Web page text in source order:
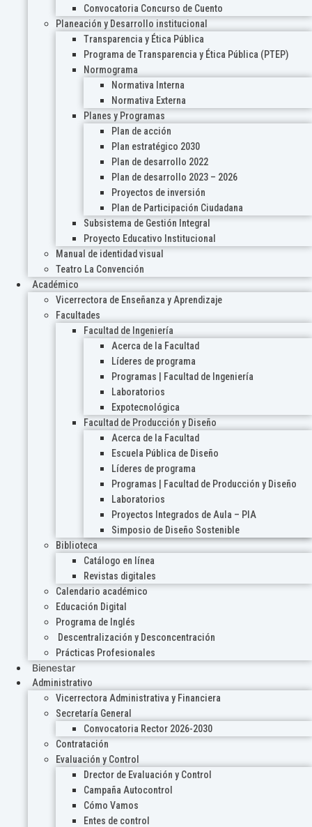
Convocatoria Concurso de Cuento
Planeación y Desarrollo institucional
Transparencia y Ética Pública
Programa de Transparencia y Ética Pública (PTEP)
Normograma
Normativa Interna
Normativa Externa
Planes y Programas
Plan de acción
Plan estratégico 2030
Plan de desarrollo 2022
Plan de desarrollo 2023 – 2026
Proyectos de inversión
Plan de Participación Ciudadana
Subsistema de Gestión Integral
Proyecto Educativo Institucional
Manual de identidad visual
Teatro La Convención
Académico
Vicerrectora de Enseñanza y Aprendizaje
Facultades
Facultad de Ingeniería
Acerca de la Facultad
Líderes de programa
Programas | Facultad de Ingeniería
Laboratorios
Expotecnológica
Facultad de Producción y Diseño
Acerca de la Facultad
Escuela Pública de Diseño
Líderes de programa
Programas | Facultad de Producción y Diseño
Laboratorios
Proyectos Integrados de Aula – PIA
Simposio de Diseño Sostenible
Biblioteca
Catálogo en línea
Revistas digitales
Calendario académico
Educación Digital
Programa de Inglés
Descentralización y Desconcentración
Prácticas Profesionales
Bienestar
Administrativo
Vicerrectora Administrativa y Financiera
Secretaría General
Convocatoria Rector 2026-2030
Contratación
Evaluación y Control
Drector de Evaluación y Control
Campaña Autocontrol
Cómo Vamos
Entes de control